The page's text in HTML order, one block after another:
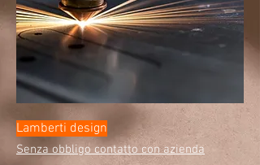
Lamberti design
Senza obbligo contatto con azienda